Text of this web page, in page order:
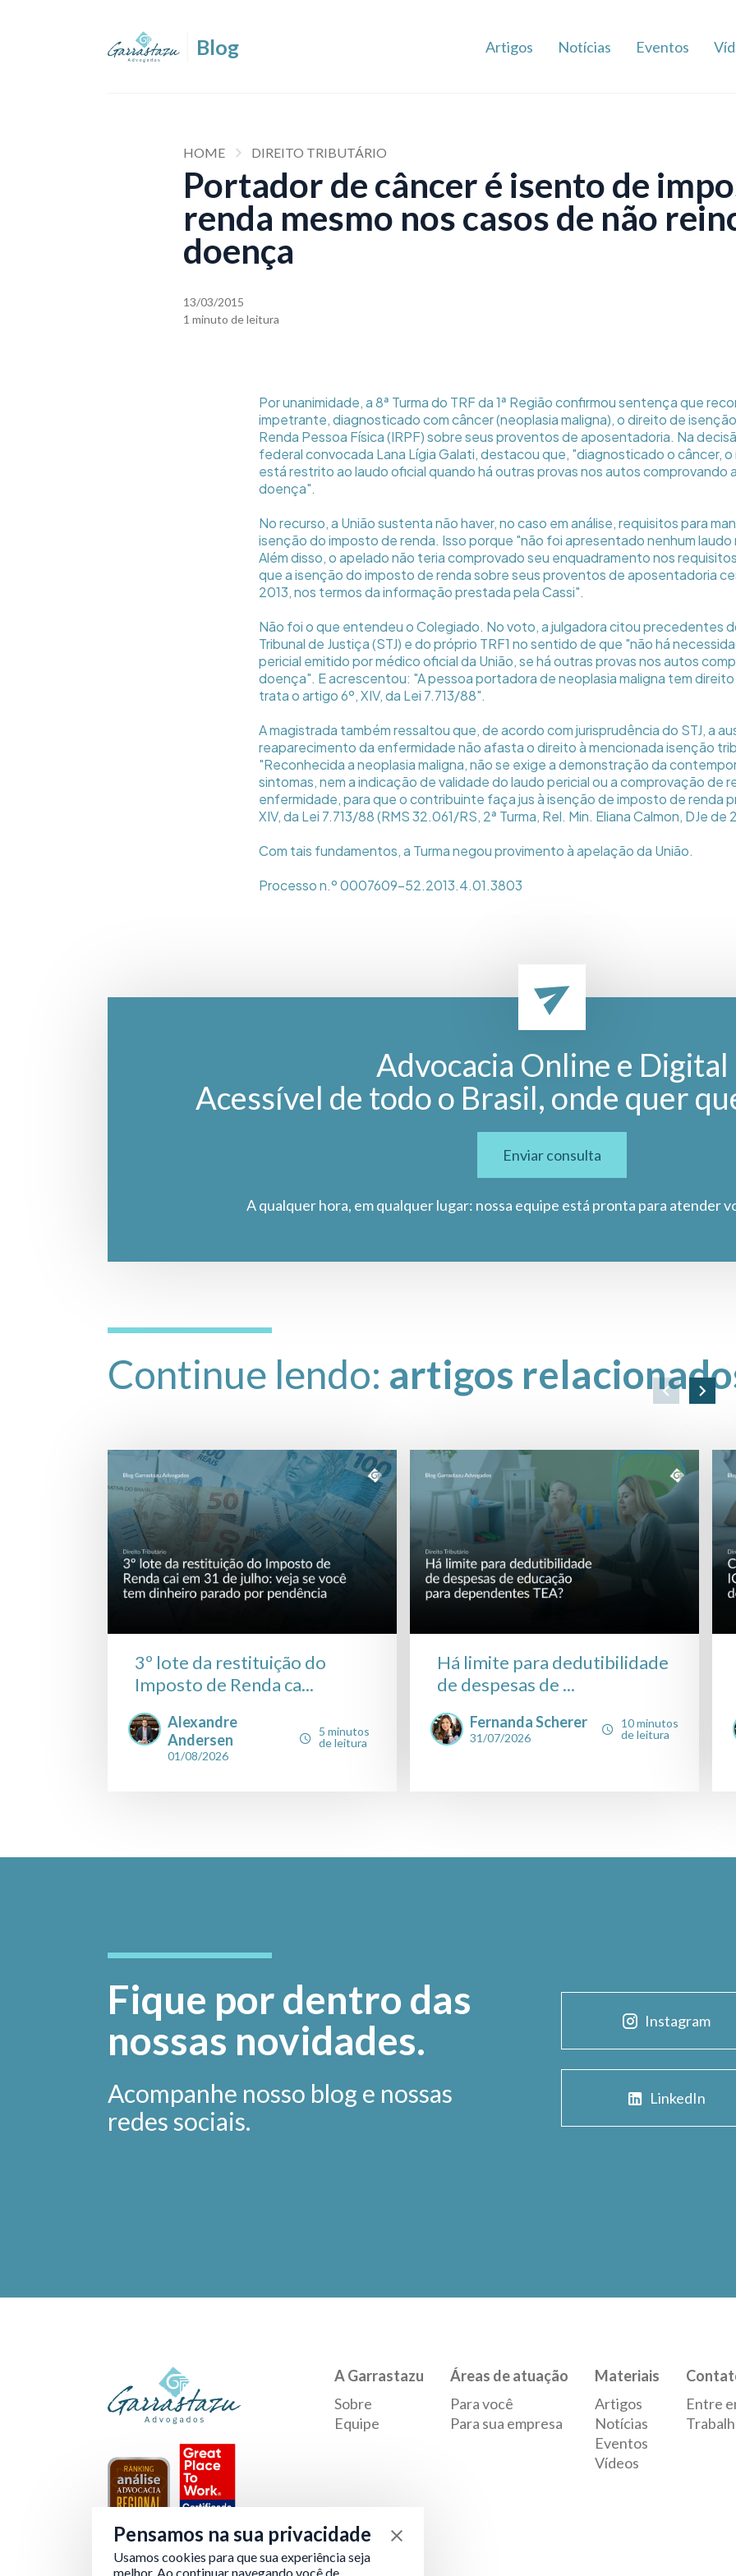
Artigos Notícias Eventos
HOME DIREITO TRIBUTÁRIO
Portador de câncer é isento de
renda mesmo nos casos de não
doença
13/03/2015
1 minuto de leitura
Por unanimidade, a 8ª Turma do TRF da 1ª Região confirmou sentença que
impetrante, diagnosticado com câncer (neoplasia maligna), o direito de
Renda Pessoa Física (IRPF) sobre seus proventos de aposentadoria. Na
federal convocada Lana Lígia Galati, destacou que, "diagnosticado o câncer,
está restrito ao laudo oficial quando há outras provas nos autos comprovando
doença".
No recurso, a União sustenta não haver, no caso em análise, requisitos para
isenção do imposto de renda. Isso porque "não foi apresentado nenhum laudo
Além disso, o apelado não teria comprovado seu enquadramento nos
que a isenção do imposto de renda sobre seus proventos de aposentadoria
2013, nos termos da informação prestada pela Cassi".
Não foi o que entendeu o Colegiado. No voto, a julgadora citou precedentes
Tribunal de Justiça (STJ) e do próprio TRF1 no sentido de que "não há
pericial emitido por médico oficial da União, se há outras provas nos autos
doença". E acrescentou: "A pessoa portadora de neoplasia maligna tem
trata o artigo 6º, XIV, da Lei 7.713/88".
A magistrada também ressaltou que, de acordo com jurisprudência do STJ, a
reaparecimento da enfermidade não afasta o direito à mencionada isenção
"Reconhecida a neoplasia maligna, não se exige a demonstração da
sintomas, nem a indicação de validade do laudo pericial ou a comprovação de
enfermidade, para que o contribuinte faça jus à isenção de imposto de renda
XIV, da Lei 7.713/88 (RMS 32.061/RS, 2ª Turma, Rel. Min. Eliana Calmon, DJe
Com tais fundamentos, a Turma negou provimento à apelação da União.
Processo n.º 0007609-52.2013.4.01.3803
Advocacia Online e Digital
Acessível de todo o Brasil, onde quer
Enviar consulta
A qualquer hora, em qualquer lugar: nossa equipe está pronta para atender
Continue lendo: artigos
3º lote da restituição do
Imposto de Renda ca...
Alexandre
Andersen
01/08/2026
5 minutos
de leitura
Há limite para dedutibilidade
de despesas de ...
Fernanda Scherer
31/07/2026
10 minutos
de leitura
Fique por dentro das
nossas novidades.
Acompanhe nosso blog e nossas
redes sociais.
Instagram
LinkedIn
Verificada por
A Garrastazu
Sobre
Equipe
Áreas de atuação
Para você
Para sua empresa
Materiais
Artigos
Notícias
Eventos
Vídeos
Entre
Pensamos na sua privacidade
Usamos cookies para que sua experiência seja
melhor. Ao continuar navegando você de